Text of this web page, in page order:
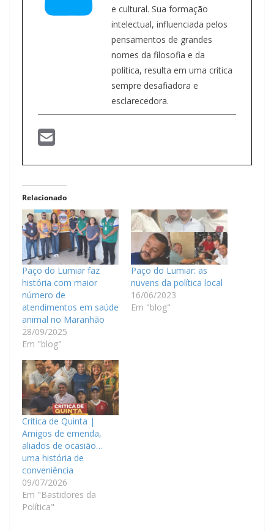
e cultural. Sua formação
intelectual, influenciada pelos
pensamentos de grandes
nomes da filosofia e da
política, resulta em uma crítica
sempre desafiadora e
esclarecedora.
Relacionado
Paço do Lumiar faz
história com maior
número de
atendimentos em saúde
animal no Maranhão
28/09/2025
Em "blog"
Paço do Lumiar: as
nuvens da política local
16/06/2023
Em "blog"
Crítica de Quinta |
Amigos de emenda,
aliados de ocasião…
uma história de
conveniência
09/07/2026
Em "Bastidores da
Política"